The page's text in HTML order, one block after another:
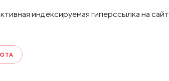
индексируемая гиперссылка на сайт